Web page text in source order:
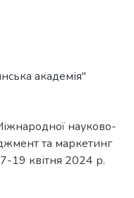
академія"
науково-
та маркетинг
19 квітня 2024 р.